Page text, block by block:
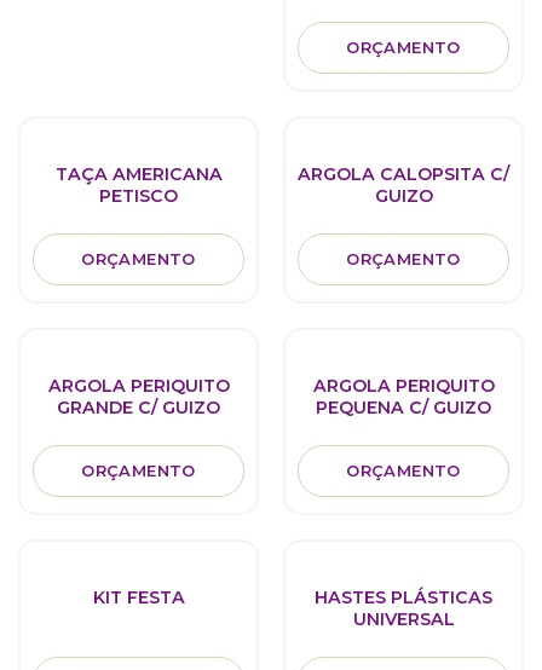
ORÇAMENTO
TAÇA AMERICANA
PETISCO
ORÇAMENTO
ARGOLA CALOPSITA C/
GUIZO
ORÇAMENTO
ARGOLA PERIQUITO
GRANDE C/ GUIZO
ORÇAMENTO
ARGOLA PERIQUITO
PEQUENA C/ GUIZO
ORÇAMENTO
KIT FESTA
HASTES PLÁSTICAS
UNIVERSAL